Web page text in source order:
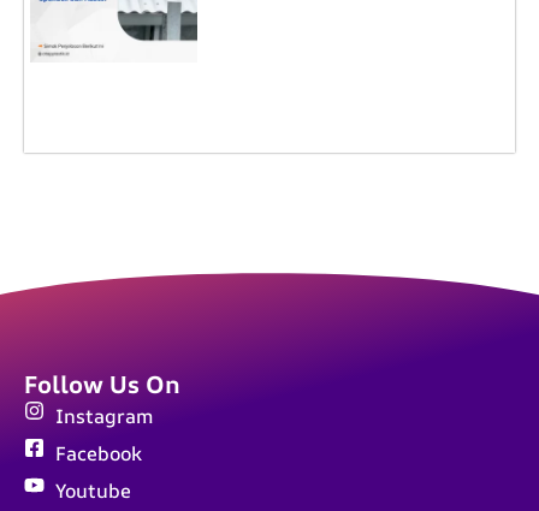
Follow Us On
Instagram
Facebook
Youtube